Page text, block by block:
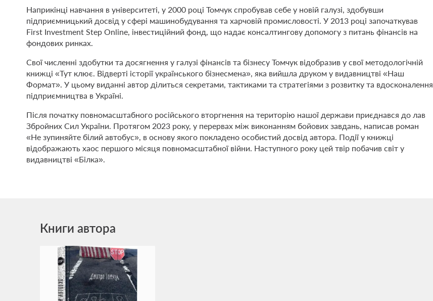
Наприкінці навчання в університеті, у 2000 році Томчук спробував себе у новій галузі, здобувши
підприємницький досвід у сфері машинобудування та харчовій промисловості. У 2013 році започаткував
First Investment Step Online, інвестиційний фонд, що надає консалтингову допомогу з питань фінансів на
фондових ринках.
Свої численні здобутки та досягнення у галузі фінансів та бізнесу Томчук відобразив у свої методологічній
книжці «Тут клює. Відверті історії українського бізнесмена», яка вийшла друком у видавництві «Наш
Формат». У цьому виданні автор ділиться секретами, тактиками та стратегіями з розвитку та вдосконалення
підприємництва в Україні.
Після початку повномасштабного російського вторгнення на територію нашої держави приєднався до лав
Збройних Сил України. Протягом 2023 року, у перервах між виконанням бойових завдань, написав роман
«Не зупиняйте білий автобус», в основу якого покладено особистий досвід автора. Події у книжці
відображають хаос першого місяця повномасштабної війни. Наступного року цей твір побачив світ у
видавництві «Білка».
Книги автора